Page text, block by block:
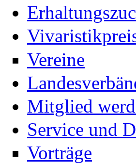
Vereine
Mitglied
Service und
Vorträge